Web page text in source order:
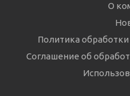
О
Политика
Соглашение об